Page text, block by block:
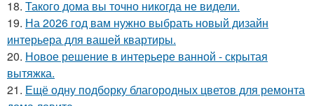
18. Такого дома вы точно никогда не видели.
19. На 2026 год вам нужно выбрать новый дизайн
интерьера для вашей квартиры.
20. Новое решение в интерьере ванной - скрытая
вытяжка.
21. Ещё одну подборку благородных цветов для ремонта